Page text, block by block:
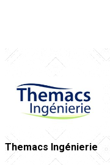
Themacs Ingénierie